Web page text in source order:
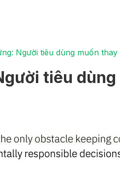
Người tiêu dùng muốn
tiêu